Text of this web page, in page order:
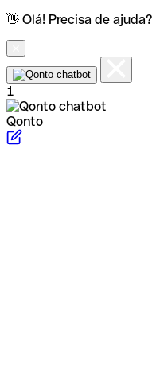
👋 Olá! Precisa de ajuda?
1
Qonto